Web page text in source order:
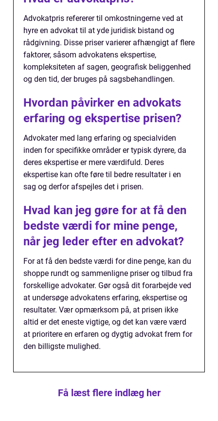
Advokatpris refererer til omkostningerne ved at
hyre en advokat til at yde juridisk bistand og
rådgivning. Disse priser varierer afhængigt af flere
faktorer, såsom advokatens ekspertise,
kompleksiteten af sagen, geografisk beliggenhed
og den tid, der bruges på sagsbehandlingen.
Hvordan påvirker en advokats
erfaring og ekspertise prisen?
Advokater med lang erfaring og specialviden
inden for specifikke områder er typisk dyrere, da
deres ekspertise er mere værdifuld. Deres
ekspertise kan ofte føre til bedre resultater i en
sag og derfor afspejles det i prisen.
Hvad kan jeg gøre for at få den
bedste værdi for mine penge,
når jeg leder efter en advokat?
For at få den bedste værdi for dine penge, kan du
shoppe rundt og sammenligne priser og tilbud fra
forskellige advokater. Gør også dit forarbejde ved
at undersøge advokatens erfaring, ekspertise og
resultater. Vær opmærksom på, at prisen ikke
altid er det eneste vigtige, og det kan være værd
at prioritere en erfaren og dygtig advokat frem for
den billigste mulighed.
Få læst flere indlæg her